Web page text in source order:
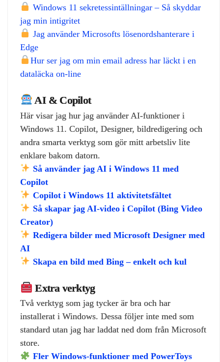
Windows 11 sekretessintällningar – Så skyddar
jag min intigritet
Jag använder Microsofts lösenordshanterare i
Edge
Hur ser jag om min email adress har läckt i en
dataläcka on-line
AI & Copilot
Här visar jag hur jag använder AI‑funktioner i
Windows 11. Copilot, Designer, bildredigering och
andra smarta verktyg som gör mitt arbetsliv lite
enklare bakom datorn.
Så använder jag AI i Windows 11 med
Copilot
Copilot i Windows 11 aktivitetsfältet
Så skapar jag AI‑video i Copilot (Bing Video
Creator)
Redigera bilder med Microsoft Designer med
AI
Skapa en bild med Bing – enkelt och kul
Extra verktyg
Två verktyg som jag tycker är bra och har
installerat i Windows. Dessa följer inte med som
standard utan jag har laddat ned dom från Microsoft
store.
Fler Windows‑funktioner med PowerToys